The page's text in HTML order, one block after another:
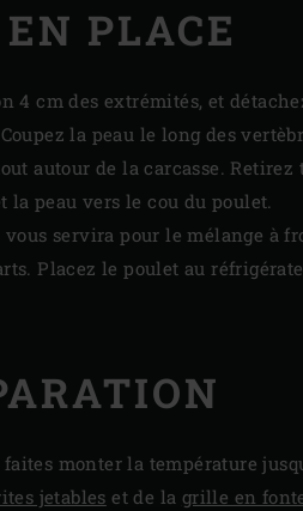
PLACE
4 cm des extrémités, et
la peau le long des
autour de la carcasse.
la peau vers le cou du poulet.
servira pour le mélange à
Placez le poulet au
monter la température
jetables et de la grille en